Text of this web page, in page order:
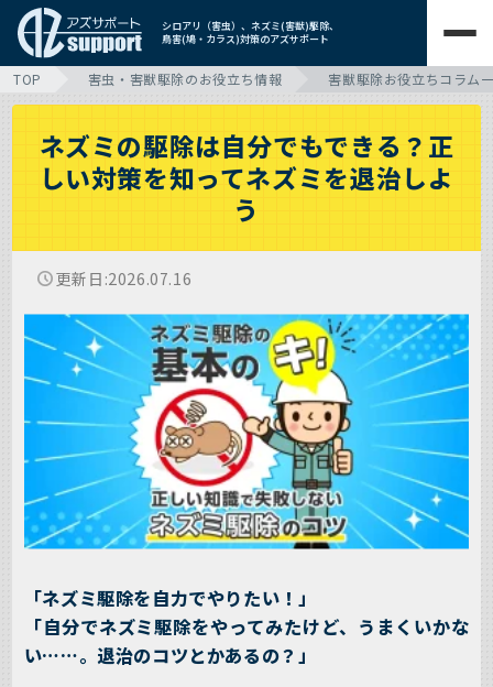
シロアリ（害虫）、ネズミ(害獣)駆除、
鳥害(鳩・カラス)対策のアズサポート
TOP 害虫・害獣駆除のお役立ち情報 害獣駆除お役立ちコラム
ネズミの駆除は自分でもできる？正
しい対策を知ってネズミを退治しよ
う
更新日 2026.07.16
「ネズミ駆除を自力でやりたい！」
「自分でネズミ駆除をやってみたけど、うまくいかな
い……。退治のコツとかあるの？」